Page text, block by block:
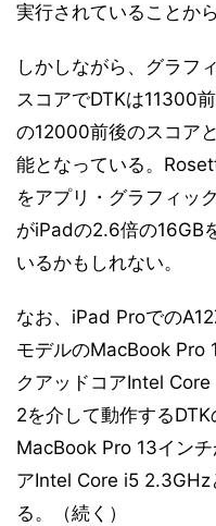
実行されていることか
しかしながら、グラフ
スコアでDTKは11300
の12000前後のスコア
能となっている。
をアプリ・グラフィッ
がiPadの2.6倍の16GB
いるかもしれない。
なお、iPad Proでの
モデルのMacBook Pro
クアッドコアIntel
2を介して動作する
MacBook Pro 13イン
アIntel Core i5 2.3GHz
る。（続く）